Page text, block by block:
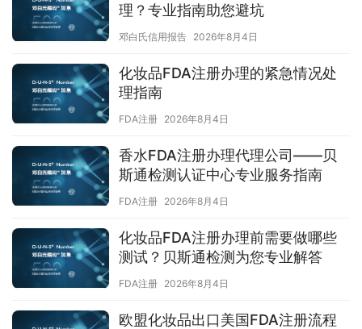
理？专业指南助您避坑
邓白氏信用报告 2026年8月4日
化妆品FDA注册办理的紧急情况处
理指南
FDA注册 2026年8月4日
香水FDA注册办理代理公司——贝
斯通检测认证中心专业服务指南
FDA注册 2026年8月4日
化妆品FDA注册办理前需要做哪些
测试？贝斯通检测为您专业解答
FDA注册 2026年8月4日
欧盟化妆品出口美国FDA注册流程